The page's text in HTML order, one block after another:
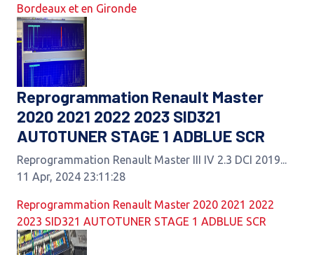
Bordeaux et en Gironde
Reprogrammation Renault Master
2020 2021 2022 2023 SID321
AUTOTUNER STAGE 1 ADBLUE SCR
Reprogrammation Renault Master III IV 2.3 DCI 2019...
11 Apr, 2024 23:11:28
Reprogrammation Renault Master 2020 2021 2022
2023 SID321 AUTOTUNER STAGE 1 ADBLUE SCR